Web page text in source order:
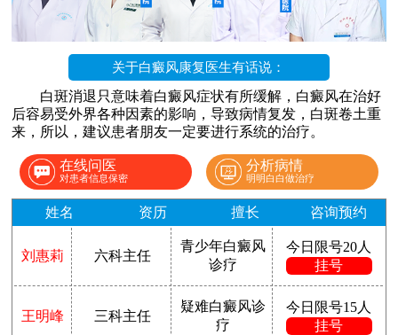
关于白癜风康复医生有话说：
白斑消退只意味着白癜风症状有所缓解，白癜风在治好
后容易受外界各种因素的影响，导致病情复发，白斑卷土重
来，所以，建议患者朋友一定要进行系统的治疗。
在线问医
对患者信息保密
分析病情
明明白白做治疗
姓名 资历 擅长 咨询预约
刘惠莉 六科主任
青少年白癜风
诊疗
今日限号20人
挂号
王明峰 三科主任
疑难白癜风诊
疗
今日限号15人
挂号